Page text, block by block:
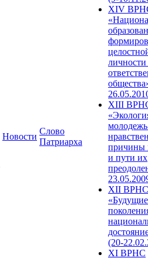
Новости
Слово
Патриарха
XIV
XIII
причины
и пути их
XII ВРНС
«Будущие
(20-
XI ВРНС